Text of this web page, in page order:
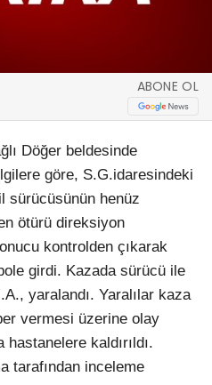
ABONE OL
Döğer beldesinde
göre, S.G.idaresindeki
sürücüsünün henüz
ötürü direksiyon
kontrolden çıkarak
girdi. Kazada sürücü ile
yaralandı. Yaralılar kaza
vermesi üzerine olay
kaldırıldı.
tarafından inceleme